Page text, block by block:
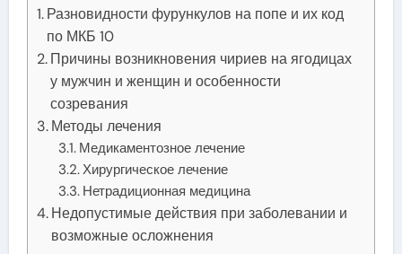
Разновидности фурункулов на попе и их код
по МКБ 10
Причины возникновения чириев на ягодицах
у мужчин и женщин и особенности
созревания
Методы лечения
Медикаментозное лечение
Хирургическое лечение
Нетрадиционная медицина
Недопустимые действия при заболевании и
возможные осложнения